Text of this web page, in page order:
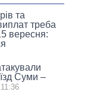
та
треба
вересня:
Суми –